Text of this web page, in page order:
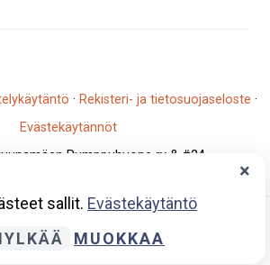
· Rekisteri- ja tietosuojaseloste ·
Evästekäytännöt
Pumppuhuone ry & #24
×
sallit. Evästekäytäntö
MUOKKAA